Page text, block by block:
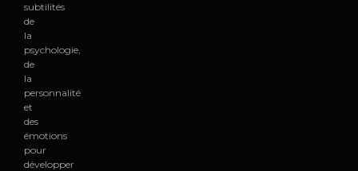
subtilités
de
la
psychologie,
de
la
personnalité
et
des
émotions
pour
développer